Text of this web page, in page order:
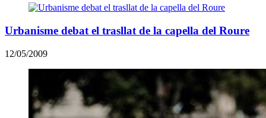
Urbanisme debat el trasllat de la capella del Roure
12/05/2009